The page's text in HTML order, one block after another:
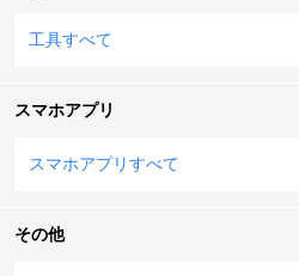
工具すべて
スマホアプリ
スマホアプリすべて
その他